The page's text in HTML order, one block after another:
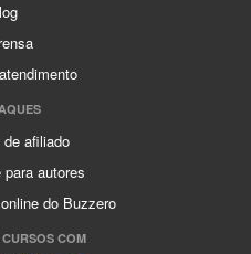
de afiliado
para autores
do Buzzero
COM